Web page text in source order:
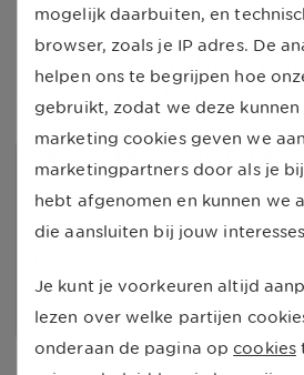
Handige
over onze
Tot 18 jaarworden de meest
tandartsbehandelingen vergoed
tandartskosten alleen vergoed
tandartsverzekering.
mogelijk daarbuiten, en
browser, zoals je IP adres. De
helpen ons te begrijpen hoe
gebruikt, zodat we deze
marketing cookies geven we
marketingpartners door als je
hebt afgenomen en kunnen we
die aansluiten bij jouw
Je kunt je voorkeuren altijd
lezen over welke partijen
onderaan de pagina op cookies